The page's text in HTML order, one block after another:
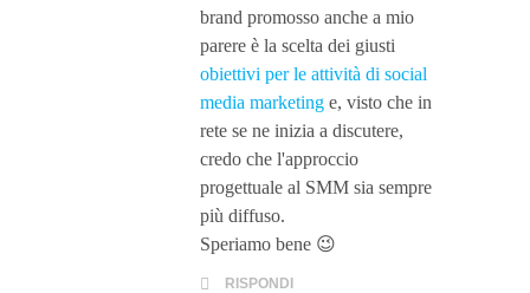
brand promosso anche a mio
parere è la scelta dei giusti
obiettivi per le attività di social
media marketing e, visto che in
rete se ne inizia a discutere,
credo che l'approccio
progettuale al SMM sia sempre
più diffuso.
Speriamo bene 😉
RISPONDI